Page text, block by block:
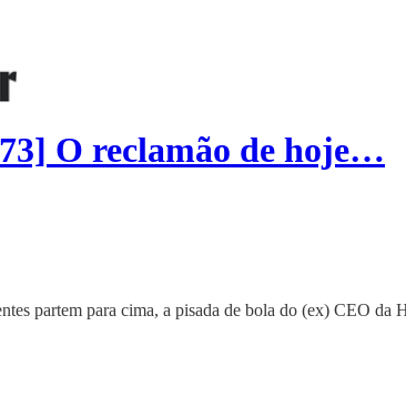
O reclamão de hoje…
partem para cima, a pisada de bola do (ex) CEO